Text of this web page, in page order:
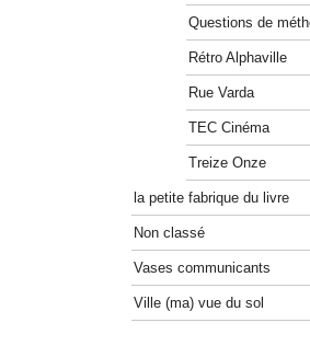
Questions de
Rétro Alphaville
Rue Varda
TEC Cinéma
Treize Onze
la petite fabrique du livre
Non classé
Vases communicants
Ville (ma) vue du sol